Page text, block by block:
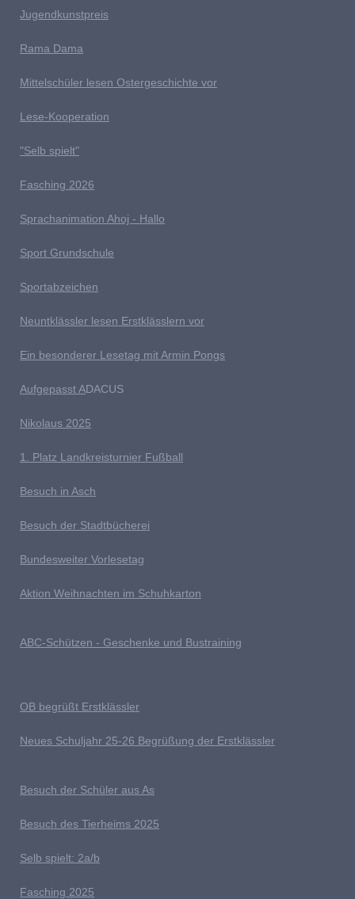
Jugendkunstpreis
Rama Dama
Mittelschüler lesen Ostergeschichte vor
Lese-Kooperation
"Selb spielt"
Fasching 2026
Sprachanimation Ahoj - Hallo
Sport Grundschule
Sportabzeichen
Neuntklässler lesen Erstklässlern vor
Ein besonderer Lesetag mit Armin Pongs
Aufgepasst ADACUS
Nikolaus 2025
1. Platz Landkreisturnier Fußball
Besuch in Asch
Besuch der Stadtbücherei
Bundesweiter Vorlesetag
Aktion Weihnachten im Schuhkarton
ABC-Schützen - Geschenke und Bustraining
OB begrüßt Erstklässler
Neues Schuljahr 25-26 Begrüßung der Erstklässler
Besuch der Schüler aus As
Besuch des Tierheims 2025
Selb spielt: 2a/b
Fasching 2025